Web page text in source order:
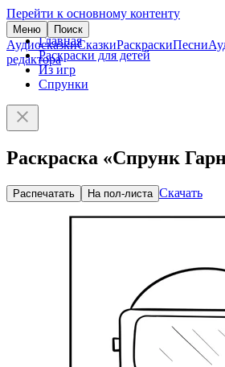
Перейти к основному контенту
Меню Поиск
АудиосказкиСказкиРаскраскиПесни
редактора
Главная
Раскраски для детей
Из игр
Спрунки
Раскраска «Спрунк
Распечатать На пол-листа Скачать